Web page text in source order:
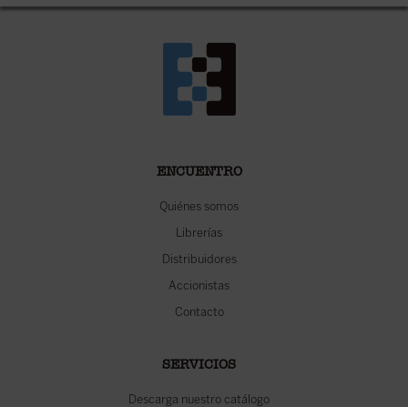
ENCUENTRO
Quiénes somos
Librerías
Distribuidores
Accionistas
Contacto
SERVICIOS
Descarga nuestro catálogo